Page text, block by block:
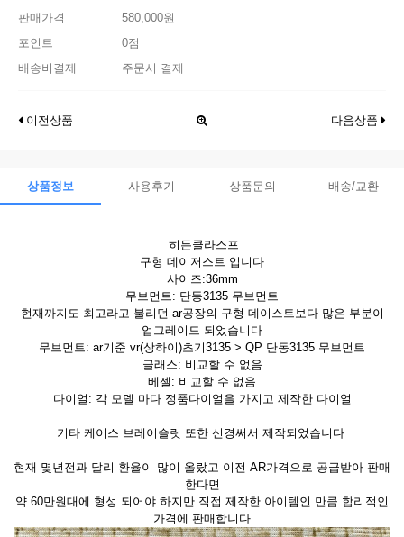
판매가격
580,000원
포인트
0점
배송비결제
주문시 결제
이전상품 다음상품
상품정보 사용후기 상품문의 배송/교환
히든클라스프
구형 데이저스트 입니다
사이즈:36mm
무브먼트: 단동3135 무브먼트
현재까지도 최고라고 불리던 ar공장의 구형 데이스트보다 많은 부분이
업그레이드 되었습니다
무브먼트: ar기준 vr(상하이)초기3135 > QP 단동3135 무브먼트
글래스: 비교할 수 없음
베젤: 비교할 수 없음
다이얼: 각 모델 마다 정품다이얼을 가지고 제작한 다이얼
기타 케이스 브레이슬릿 또한 신경써서 제작되었습니다
현재 몇년전과 달리 환율이 많이 올랐고 이전 AR가격으로 공급받아 판매
한다면
약 60만원대에 형성 되어야 하지만 직접 제작한 아이템인 만큼 합리적인
가격에 판매합니다